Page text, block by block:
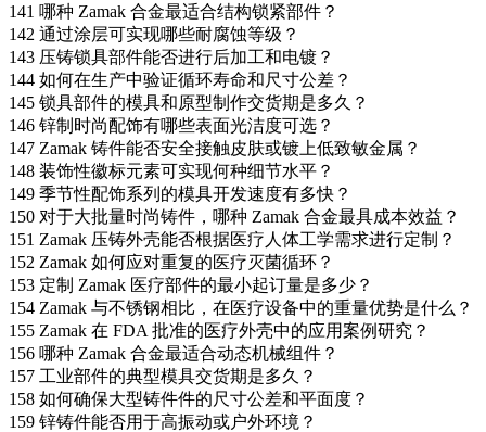
141 哪种 Zamak 合金最适合结构锁紧部件？
142 通过涂层可实现哪些耐腐蚀等级？
143 压铸锁具部件能否进行后加工和电镀？
144 如何在生产中验证循环寿命和尺寸公差？
145 锁具部件的模具和原型制作交货期是多久？
146 锌制时尚配饰有哪些表面光洁度可选？
147 Zamak 铸件能否安全接触皮肤或镀上低致敏金属？
148 装饰性徽标元素可实现何种细节水平？
149 季节性配饰系列的模具开发速度有多快？
150 对于大批量时尚铸件，哪种 Zamak 合金最具成本效益？
151 Zamak 压铸外壳能否根据医疗人体工学需求进行定制？
152 Zamak 如何应对重复的医疗灭菌循环？
153 定制 Zamak 医疗部件的最小起订量是多少？
154 Zamak 与不锈钢相比，在医疗设备中的重量优势是什么？
155 Zamak 在 FDA 批准的医疗外壳中的应用案例研究？
156 哪种 Zamak 合金最适合动态机械组件？
157 工业部件的典型模具交货期是多久？
158 如何确保大型铸件件的尺寸公差和平面度？
159 锌铸件能否用于高振动或户外环境？